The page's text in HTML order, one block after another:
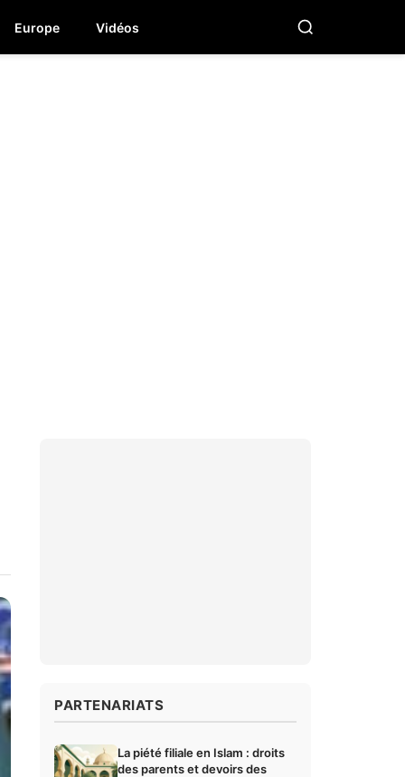
Europe Vidéos
PARTENARIATS
La piété filiale en Islam : droits
des parents et devoirs des